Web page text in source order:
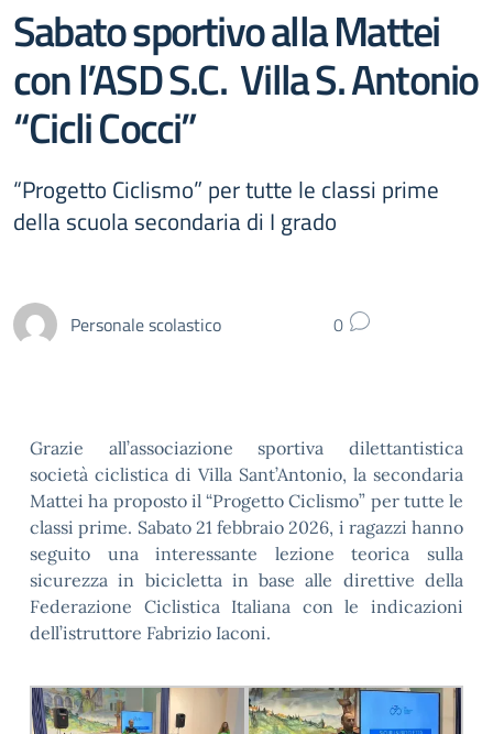
Sabato sportivo alla Mattei
con l’ASD S.C. Villa S. Antonio
“Cicli Cocci”
“Progetto Ciclismo” per tutte le classi prime
della scuola secondaria di I grado
Personale scolastico 0
Grazie all’associazione sportiva dilettantistica
società ciclistica di Villa Sant’Antonio, la secondaria
Mattei ha proposto il “Progetto Ciclismo” per tutte le
classi prime. Sabato 21 febbraio 2026, i ragazzi hanno
seguito una interessante lezione teorica sulla
sicurezza in bicicletta in base alle direttive della
Federazione Ciclistica Italiana con le indicazioni
dell’istruttore Fabrizio Iaconi.